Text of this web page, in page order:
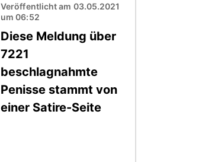
Veröffentlicht am 03.05.2021
um 06:52
Diese Meldung über
7221
beschlagnahmte
Penisse stammt von
einer Satire-Seite